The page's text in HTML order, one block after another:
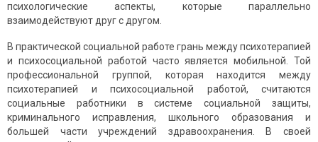
психологические аспекты, которые параллельно
взаимодействуют друг с другом.
В практической социальной работе грань между психотерапией
и психосоциальной работой часто является мобильной. Той
профессиональной группой, которая находится между
психотерапией и психосоциальной работой, считаются
социальные работники в системе социальной защиты,
криминального исправления, школьного образования и
большей части учреждений здравоохранения. В своей